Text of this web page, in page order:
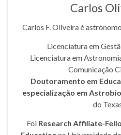
Carlos
Carlos F. Oliveira é
Licenciatura em
Licenciatura em
Comunicação
Doutoramento em
especialização em
do
Foi Research Affiliate-